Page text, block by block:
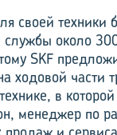
своей
около
SKF
ходовой части
технике, в
менеджер по